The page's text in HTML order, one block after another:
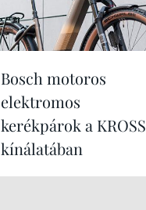
Bosch motoros
elektromos
kerékpárok a KROSS
kínálatában